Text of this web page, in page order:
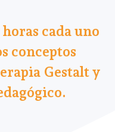
cada uno
conceptos
Gestalt y